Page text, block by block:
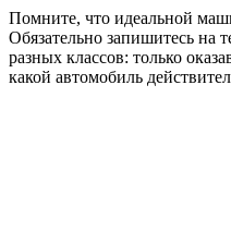
Помните, что идеальной
Обязательно запишитесь на
разных классов: только
какой автомобиль